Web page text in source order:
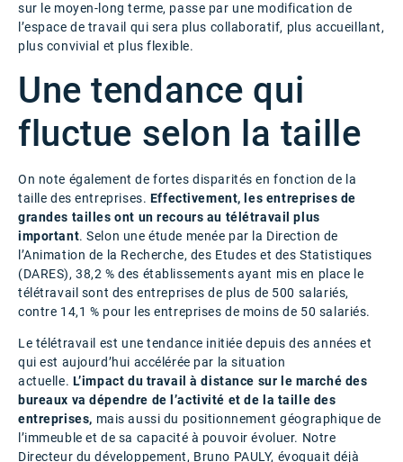
sur le moyen-long terme, passe par une modification de
l’espace de travail qui sera plus collaboratif, plus accueillant,
plus convivial et plus flexible.
Une tendance qui
fluctue selon la taille
On note également de fortes disparités en fonction de la
taille des entreprises. Effectivement, les entreprises de
grandes tailles ont un recours au télétravail plus
important. Selon une étude menée par la Direction de
l’Animation de la Recherche, des Etudes et des Statistiques
(DARES), 38,2 % des établissements ayant mis en place le
télétravail sont des entreprises de plus de 500 salariés,
contre 14,1 % pour les entreprises de moins de 50 salariés.
Le télétravail est une tendance initiée depuis des années et
qui est aujourd’hui accélérée par la situation
actuelle. L’impact du travail à distance sur le marché des
bureaux va dépendre de l’activité et de la taille des
entreprises, mais aussi du positionnement géographique de
l’immeuble et de sa capacité à pouvoir évoluer. Notre
Directeur du développement, Bruno PAULY, évoquait déjà